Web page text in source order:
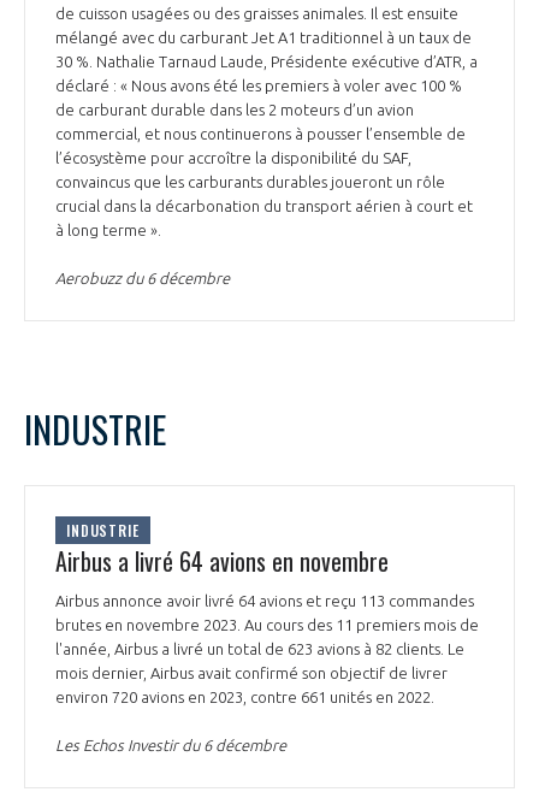
de cuisson usagées ou des graisses animales. Il est ensuite
mélangé avec du carburant Jet A1 traditionnel à un taux de
30 %. Nathalie Tarnaud Laude, Présidente exécutive d’ATR, a
déclaré : « Nous avons été les premiers à voler avec 100 %
de carburant durable dans les 2 moteurs d’un avion
commercial, et nous continuerons à pousser l’ensemble de
l’écosystème pour accroître la disponibilité du SAF,
convaincus que les carburants durables joueront un rôle
crucial dans la décarbonation du transport aérien à court et
à long terme ».
Aerobuzz du 6 décembre
INDUSTRIE
INDUSTRIE
Airbus a livré 64 avions en novembre
Airbus annonce avoir livré 64 avions et reçu 113 commandes
brutes en novembre 2023. Au cours des 11 premiers mois de
l'année, Airbus a livré un total de 623 avions à 82 clients. Le
mois dernier, Airbus avait confirmé son objectif de livrer
environ 720 avions en 2023, contre 661 unités en 2022.
Les Echos Investir du 6 décembre